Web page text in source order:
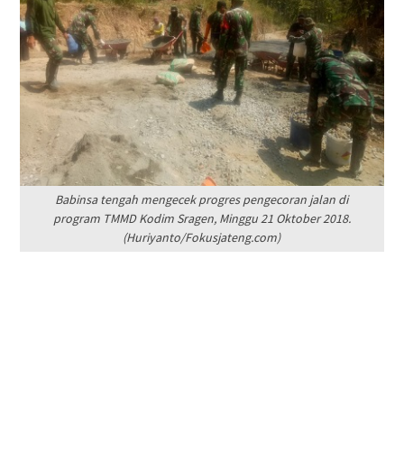
Babinsa tengah mengecek progres pengecoran jalan di
program TMMD Kodim Sragen, Minggu 21 Oktober 2018.
(Huriyanto/Fokusjateng.com)